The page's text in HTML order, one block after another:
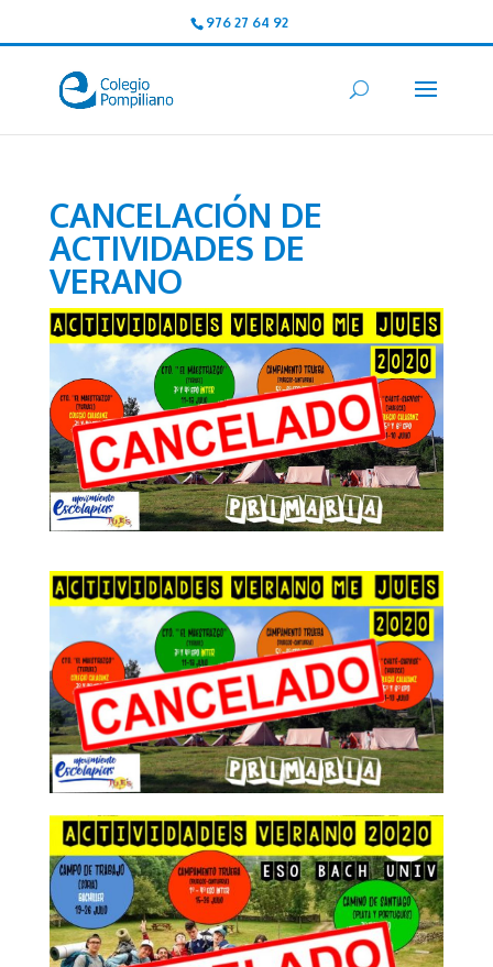
976 27 64 92
CANCELACIÓN DE
ACTIVIDADES DE
VERANO